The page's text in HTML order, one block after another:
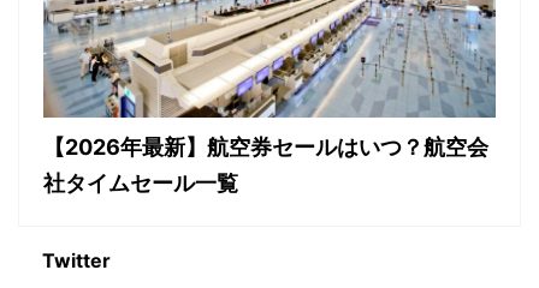
【2026年最新】航空券セールはいつ？航空会
社タイムセール一覧
Twitter